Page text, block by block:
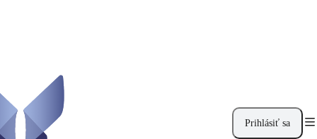
Prihlásiť sa